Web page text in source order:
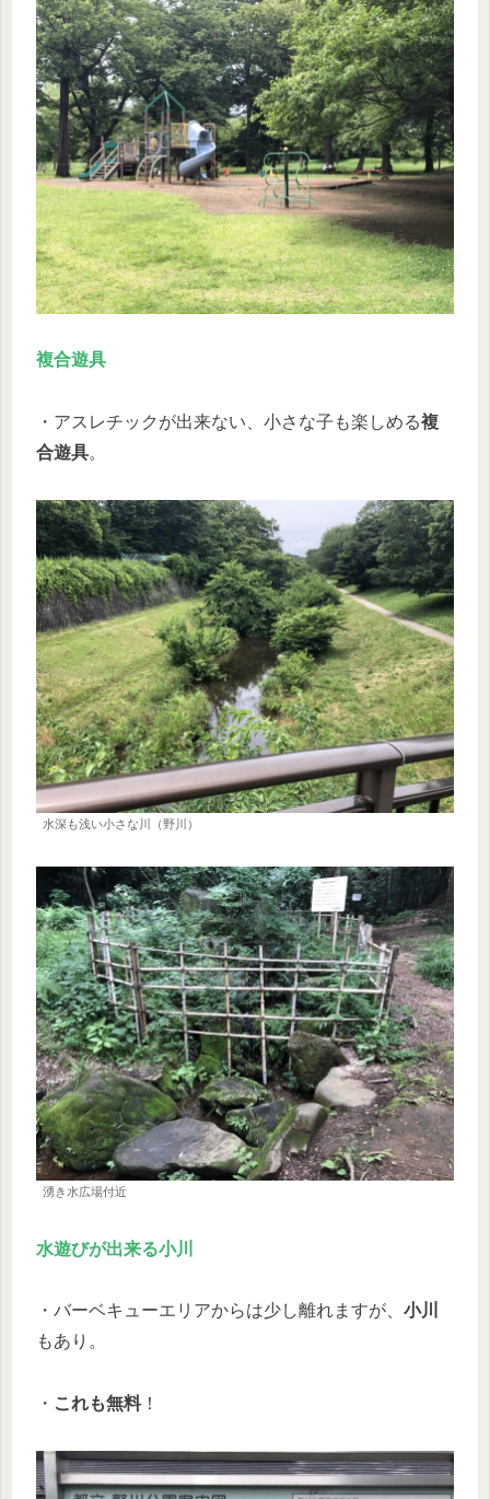
複合遊具
・アスレチックが出来ない、小さな子も楽しめる複
合遊具。
水深も浅い小さな川（野川）
湧き水広場付近
水遊びが出来る小川
・バーベキューエリアからは少し離れますが、 小川
もあり。
・ これも無料！